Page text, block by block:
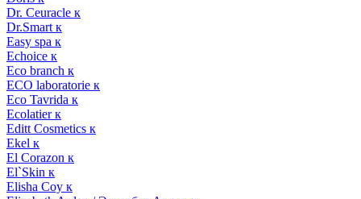
Dr. Ceuracle к
Dr.Smart к
Easy spa к
Echoice к
Eco branch к
ECO laboratorie к
Eco Tavrida к
Ecolatier к
Editt Cosmetics к
Ekel к
El Corazon к
El`Skin к
Elisha Coy к